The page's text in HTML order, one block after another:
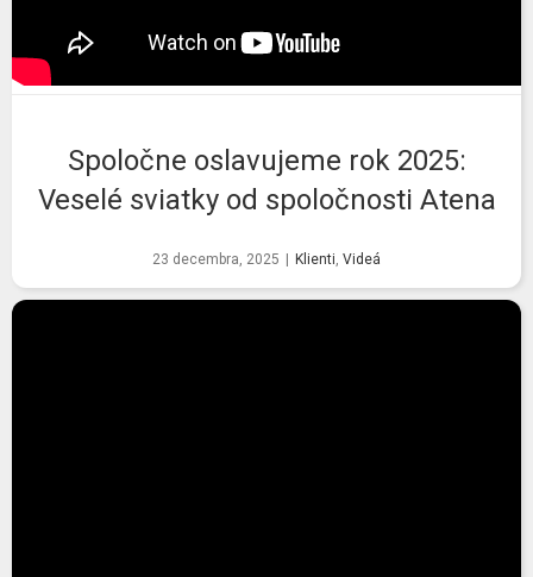
Spoločne oslavujeme rok 2025:
Veselé sviatky od spoločnosti Atena
23 decembra, 2025 Klienti, Videá